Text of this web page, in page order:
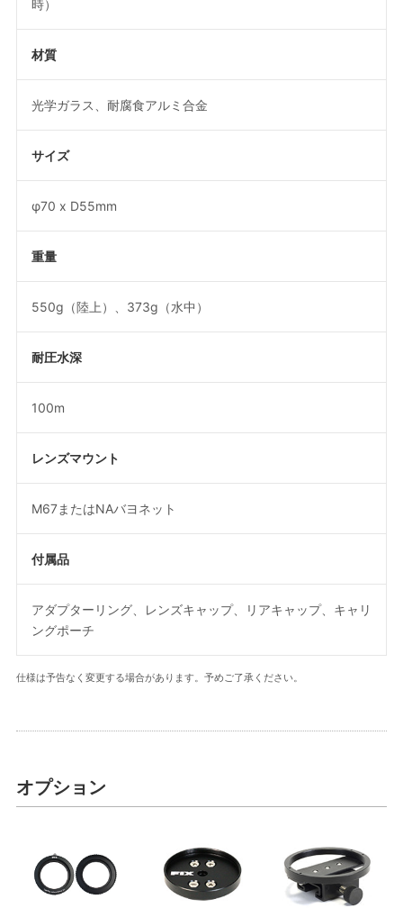
時）
材質
光学ガラス、耐腐食アルミ合金
サイズ
φ70 x D55mm
重量
550g（陸上）、373g（水中）
耐圧水深
100m
レンズマウント
M67またはNAバヨネット
付属品
アダプターリング、レンズキャップ、リアキャップ、キャリ
ングポーチ
仕様は予告なく変更する場合があります。予めご了承ください。
オプション